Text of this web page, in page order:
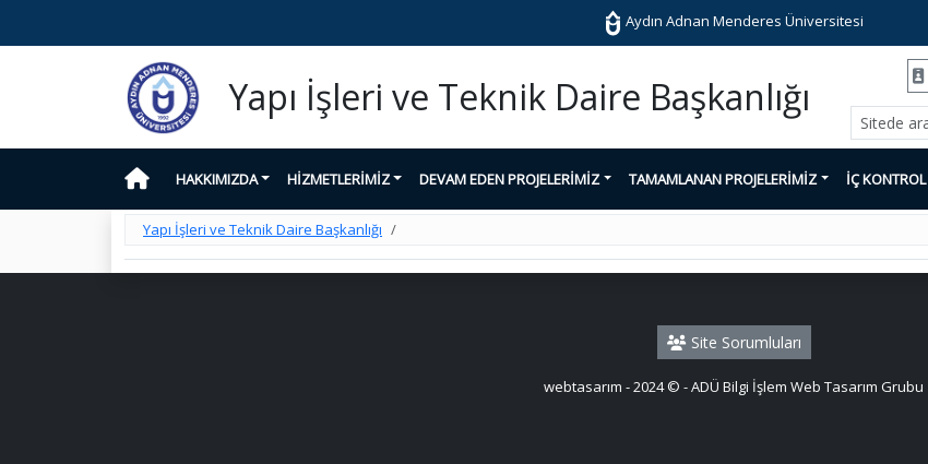
Aydın Adnan Menderes Üniversitesi
Yapı İşleri ve Teknik Daire Başkanlığı
HAKKIMIZDA HİZMETLERİMİZ DEVAM EDEN PROJELERİMİZ TAMAMLANAN PROJELERİMİZ İÇ KONTROL
Yapı İşleri ve Teknik Daire Başkanlığı
Site Sorumluları
webtasarım - 2024 © - ADÜ Bilgi İşlem Web Tasarım Grubu